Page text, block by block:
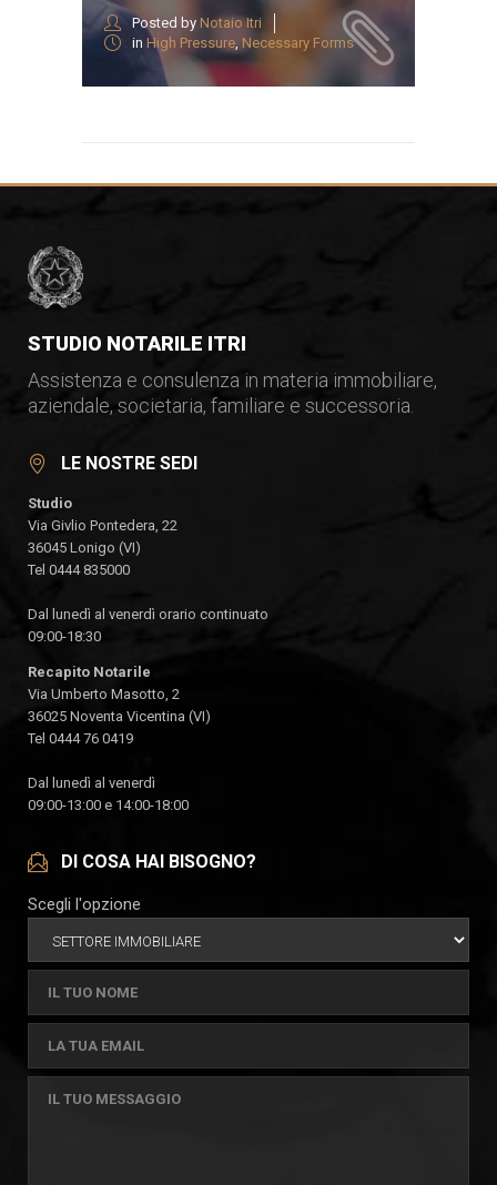
Posted by Notaio Itri
in High Pressure, Necessary Forms
STUDIO NOTARILE ITRI
Assistenza e consulenza in materia immobiliare,
aziendale, societaria, familiare e successoria.
LE NOSTRE SEDI
Studio
Via Givlio Pontedera, 22
36045 Lonigo (VI)
Tel 0444 835000
Dal lunedì al venerdì orario continuato
09:00-18:30
Recapito Notarile
Via Umberto Masotto, 2
36025 Noventa Vicentina (VI)
Tel 0444 76 0419
Dal lunedì al venerdì
09:00-13:00 e 14:00-18:00
DI COSA HAI BISOGNO?
Scegli l'opzione